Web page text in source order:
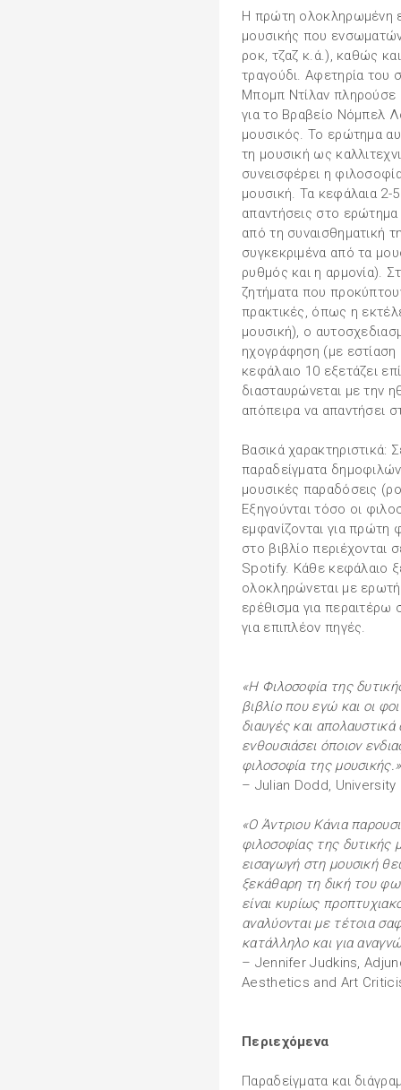
Η πρώτη ολοκληρωμένη
μουσικής που
ροκ, τζαζ κ.ά.), καθώς
τραγούδι. Αφετηρία του
Μπομπ Ντίλαν
για το Βραβείο Νόμπελ
μουσικός. Το ερώτημα
τη μουσική ως
συνεισφέρει η
μουσική. Τα κεφάλαια 2-
απαντήσεις στο
από τη συναισθηματική
συγκεκριμένα από τα
ρυθμός και η αρμονία).
ζητήματα που
πρακτικές, όπως η
μουσική), ο
ηχογράφηση (με
κεφάλαιο 10 εξετάζει
διασταυρώνεται με την
απόπειρα να απαντήσει
Βασικά χαρακτηριστικά:
παραδείγματα
μουσικές παραδόσεις
Εξηγούνται τόσο οι
εμφανίζονται για πρώτη
στο βιβλίο περιέχονται
Spotify. Κάθε κεφάλαιο
ολοκληρώνεται με
ερέθισμα για περαιτέρω
για επιπλέον πηγές.
«Η Φιλοσοφία της
βιβλίο που εγώ και οι
διαυγές και
ενθουσιάσει όποιον
φιλοσοφία της μουσικής.»
– Julian Dodd,
«O Άντριου Κάνια
φιλοσοφίας της δυτικής
εισαγωγή στη μουσική
ξεκάθαρη τη δική του
είναι κυρίως
αναλύονται με τέτοια
κατάλληλο και για
– Jennifer Judkins,
Aesthetics and Art
Περιεχόμενα
Παραδείγματα και